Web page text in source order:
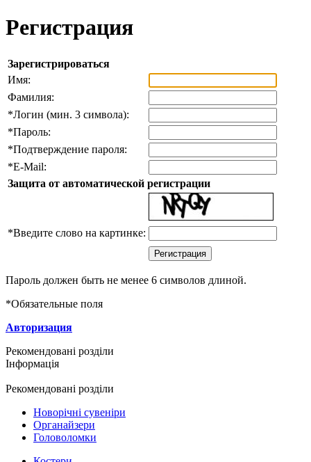
Регистрация
Зарегистрироваться
Имя:
Фамилия:
*Логин (мин. 3 символа):
*Пароль:
*Подтверждение пароля:
*E-Mail:
Защита от автоматической регистрации
*Введите слово на картинке:
Пароль должен быть не менее 6 символов длиной.
*Обязательные поля
Авторизация
Рекомендовані розділи
Інформація
Рекомендовані розділи
Новорічні сувеніри
Органайзери
Головоломки